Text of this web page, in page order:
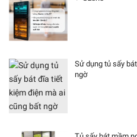
Sử dụng tủ sấy
ngờ